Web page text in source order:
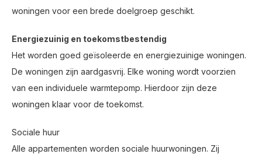
woningen voor een brede doelgroep geschikt.
Energiezuinig en toekomstbestendig
Het worden goed geïsoleerde en energiezuinige woningen.
De woningen zijn aardgasvrij. Elke woning wordt voorzien
van een individuele warmtepomp. Hierdoor zijn deze
woningen klaar voor de toekomst.
Sociale huur
Alle appartementen worden sociale huurwoningen. Zij